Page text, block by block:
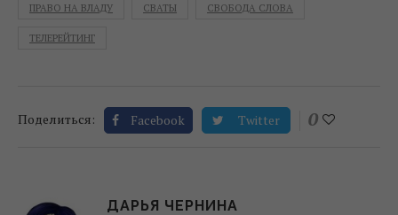
ПРАВО НА ВЛАДУ СВАТЫ СВОБОДА СЛОВА
ТЕЛЕРЕЙТИНГ
Поделиться: Facebook Twitter 0
ДАРЬЯ ЧЕРНИНА